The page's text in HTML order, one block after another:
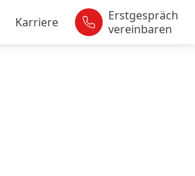
Karriere
Erstgespräch
vereinbaren